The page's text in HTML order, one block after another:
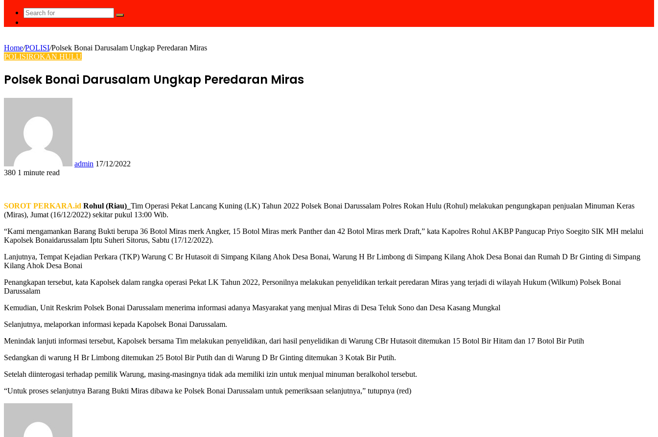
Search
for
Home/POLISI/Polsek Bonai Darusalam Ungkap Peredaran Miras
POLISIROKAN HULU
Polsek Bonai Darusalam Ungkap Peredaran Miras
admin 17/12/2022
380 1 minute read
SOROT PERKARA.id Rohul (Riau)_ Tim Operasi Pekat Lancang Kuning (LK) Tahun 2022 Polsek Bonai Darussalam Polres Rokan Hulu (Rohul) melakukan pengungkapan penjualan Minuman Keras
(Miras), Jumat (16/12/2022) sekitar pukul 13:00 Wib.
“Kami mengamankan Barang Bukti berupa 36 Botol Miras merk Angker, 15 Botol Miras merk Panther dan 42 Botol Miras merk Draft,” kata Kapolres Rohul AKBP Pangucap Priyo Soegito SIK MH melalui
Kapolsek Bonaidarussalam Iptu Suheri Sitorus, Sabtu (17/12/2022).
Lanjutnya, Tempat Kejadian Perkara (TKP) Warung C Br Hutasoit di Simpang Kilang Ahok Desa Bonai, Warung H Br Limbong di Simpang Kilang Ahok Desa Bonai dan Rumah D Br Ginting di Simpang
Kilang Ahok Desa Bonai
Penangkapan tersebut, kata Kapolsek dalam rangka operasi Pekat LK Tahun 2022, Personilnya melakukan penyelidikan terkait peredaran Miras yang terjadi di wilayah Hukum (Wilkum) Polsek Bonai
Darussalam
Kemudian, Unit Reskrim Polsek Bonai Darussalam menerima informasi adanya Masyarakat yang menjual Miras di Desa Teluk Sono dan Desa Kasang Mungkal
Selanjutnya, melaporkan informasi kepada Kapolsek Bonai Darussalam.
Menindak lanjuti informasi tersebut, Kapolsek bersama Tim melakukan penyelidikan, dari hasil penyelidikan di Warung CBr Hutasoit ditemukan 15 Botol Bir Hitam dan 17 Botol Bir Putih
Sedangkan di warung H Br Limbong ditemukan 25 Botol Bir Putih dan di Warung D Br Ginting ditemukan 3 Kotak Bir Putih.
Setelah diinterogasi terhadap pemilik Warung, masing-masingnya tidak ada memiliki izin untuk menjual minuman beralkohol tersebut.
“Untuk proses selanjutnya Barang Bukti Miras dibawa ke Polsek Bonai Darussalam untuk pemeriksaan selanjutnya,” tutupnya (red)